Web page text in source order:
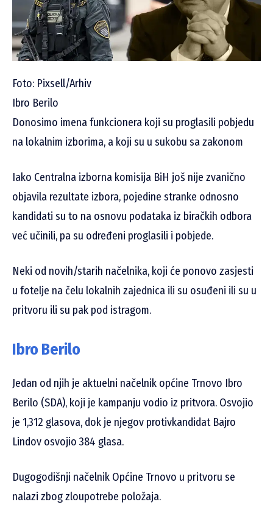
Foto: Pixsell/Arhiv
Ibro Berilo
Donosimo imena funkcionera koji su proglasili pobjedu
na lokalnim izborima, a koji su u sukobu sa zakonom
Iako Centralna izborna komisija BiH još nije zvanično
objavila rezultate izbora, pojedine stranke odnosno
kandidati su to na osnovu podataka iz biračkih odbora
već učinili, pa su određeni proglasili i pobjede.
Neki od novih/starih načelnika, koji će ponovo zasjesti
u fotelje na čelu lokalnih zajednica ili su osuđeni ili su u
pritvoru ili su pak pod istragom.
Ibro Berilo
Jedan od njih je aktuelni načelnik općine Trnovo Ibro
Berilo (SDA), koji je kampanju vodio iz pritvora. Osvojio
je 1,312 glasova, dok je njegov protivkandidat Bajro
Lindov osvojio 384 glasa.
Dugogodišnji načelnik Općine Trnovo u pritvoru se
nalazi zbog zloupotrebe položaja.